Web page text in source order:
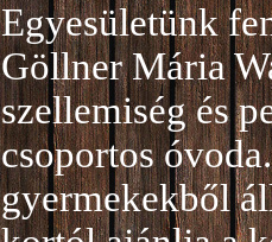
Egyesületünk
Göllner Mária
szellemiség és
csoportos
gyermekekből